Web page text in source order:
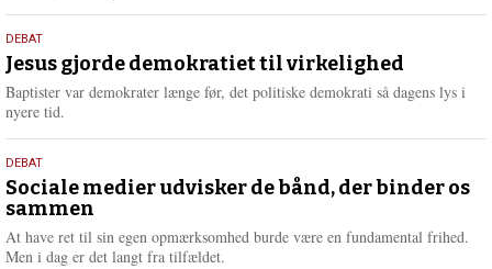
e
r
18.
maj
2026
DEBAT
Jesus gjorde demokratiet til virkelighed
Baptister var demokrater længe før, det politiske demokrati så dagens lys i
nyere tid.
18.
maj
2026
DEBAT
Sociale medier udvisker de bånd, der binder os
sammen
At have ret til sin egen opmærksomhed burde være en fundamental frihed.
Men i dag er det langt fra tilfældet.